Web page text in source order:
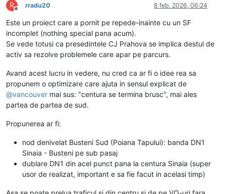
R
Deconectat
rradu20 8 feb. 2026, 06:24
Este un proiect care a pornit pe repede-inainte cu un SF
incomplet (nothing special pana acum).
Se vede totusi ca presedintele CJ Prahova se implica destul de
activ sa rezolve problemele care apar pe parcurs.
Avand acest lucru in vedere, nu cred ca ar fi o idee rea sa
propunem o optimizare care ajuta in sensul explicat de
@vancouver mai sus: "centura se termina brusc", mai ales
partea de partea de sud.
Propunerea ar fi:
nod denivelat Busteni Sud (Poiana Tapului): banda DN1
Sinaia - Busteni pe sub pasaj
dublare DN1 din acel punct pana la centura Sinaia (super
usor de realizat, important e sa fie facut in acelasi timp)